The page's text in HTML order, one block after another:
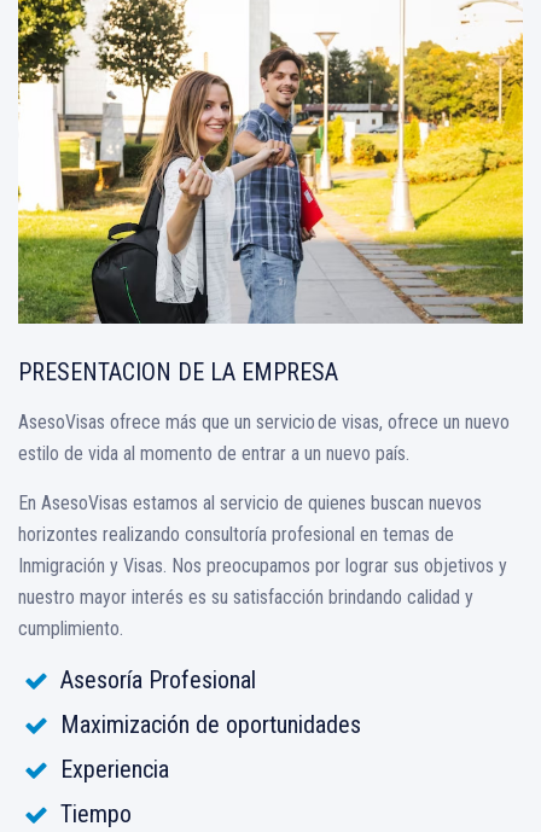
PRESENTACION DE LA EMPRESA
AsesoVisas ofrece más que un servicio de visas, ofrece un nuevo
estilo de vida al momento de entrar a un nuevo país.
En AsesoVisas estamos al servicio de quienes buscan nuevos
horizontes realizando consultoría profesional en temas de
Inmigración y Visas. Nos preocupamos por lograr sus objetivos y
nuestro mayor interés es su satisfacción brindando calidad y
cumplimiento.
Asesoría Profesional
Maximización de oportunidades
Experiencia
Tiempo